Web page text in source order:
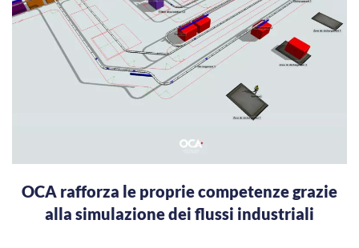
OCA rafforza le proprie competenze grazie
alla simulazione dei flussi industriali